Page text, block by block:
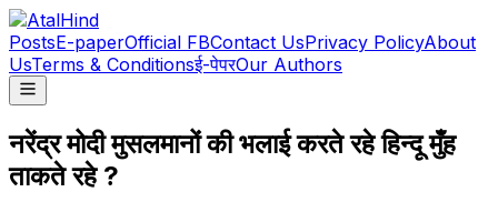
PostsE-paperOfficial FBContact UsPrivacy PolicyAbout
UsTerms & Conditionsई-पेपरOur Authors
नरेंद्र मोदी मुसलमानों की भलाई करते रहे हिन्दू मुँह
ताकते रहे ?